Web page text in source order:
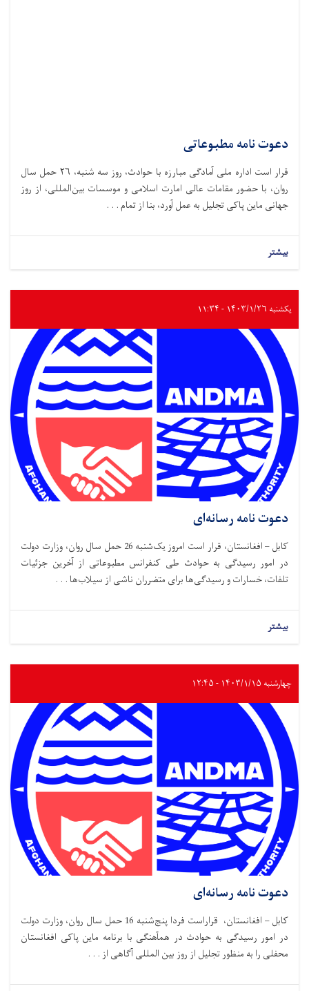
دعوت نامه مطبوعاتی
قرار است اداره ملی آمادگی مبارزه با حوادث،‌ روز سه شنبه، ۲۶ حمل سال
روان، با حضور مقامات عالی امارت اسلامی و موسسات بین‌المللی، از روز
جهانی ماین پاکی تجلیل به عمل آورد، بنا از تمام . . .
بیشتر
یکشنبه ۱۴۰۳/۱/۲۶ - ۱۱:۳۴
دعوت نامه رسانه‌ای
کابل – افغانستان، قرار است امروز یک‌شنبه 26 حمل سال روان، وزارت دولت
در امور رسیدگی به حوادث طی کنفرانس مطبوعاتی از آخرین جزئیات
تلفات، خسارات و رسیدگی‌ها برای متضرران ناشی از سیلاب‌ها . . .
بیشتر
چهارشنبه ۱۴۰۳/۱/۱۵ - ۱۲:۴۵
دعوت نامه رسانه‌ای
کابل – افغانستان، قراراست فردا پنج‌شنبه 16 حمل سال روان، وزارت دولت
در امور رسیدگی به حوادث در همآهنگی با برنامه ماین پاکی افغانستان
محفلی را به منظور تجلیل از روز بین المللی آگاهی از . . .